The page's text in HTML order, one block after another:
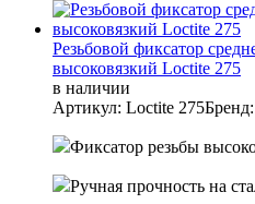
Резьбовой фиксатор
высоковязкий Loctite 275
в наличии
Артикул: Loctite 275
Фиксатор резьбы
Ручная прочность на